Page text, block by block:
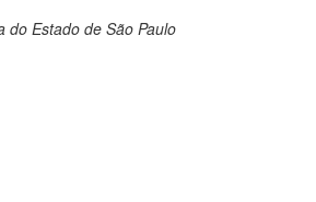
do Estado de São Paulo